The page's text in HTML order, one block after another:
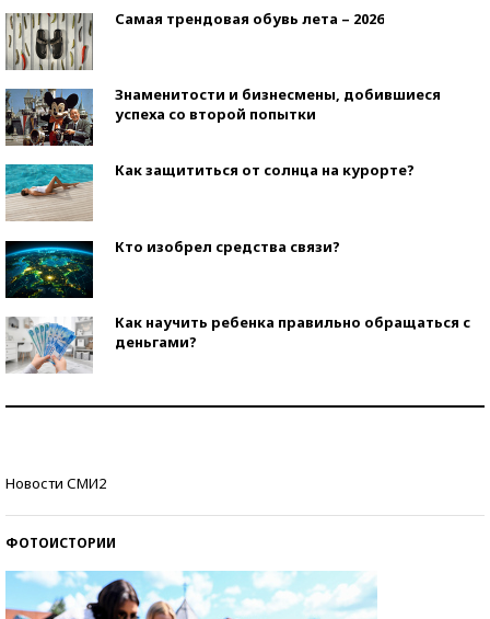
Самая трендовая обувь лета – 2026
Знаменитости и бизнесмены, добившиеся
успеха со второй попытки
Как защититься от солнца на курорте?
Кто изобрел средства связи?
Как научить ребенка правильно обращаться с
деньгами?
Новости СМИ2
ФОТОИСТОРИИ